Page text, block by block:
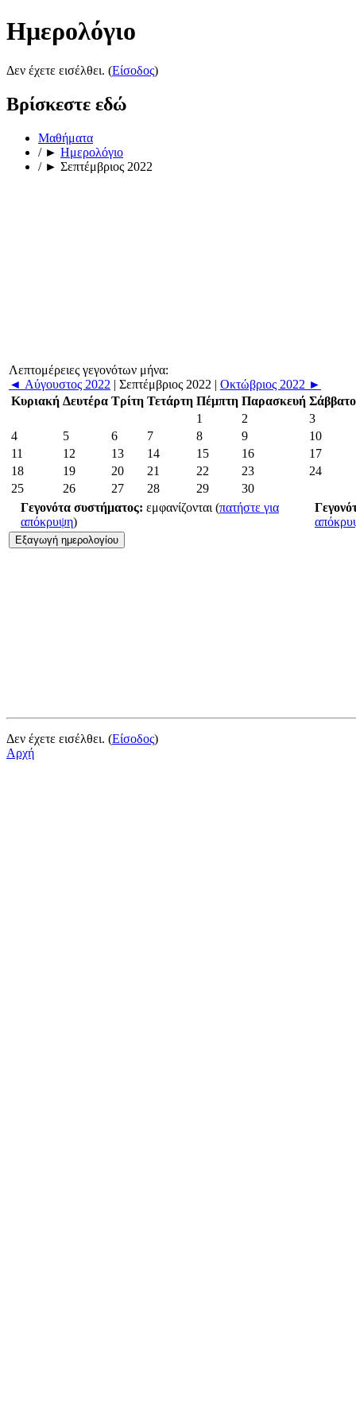
Ημερολόγιο
Δεν έχετε εισέλθει. (Είσοδος)
Βρίσκεστε εδώ
Μαθήματα
/ ► Ημερολόγιο
/ ► Σεπτέμβριος 2022
Λεπτομέρειες γεγονότων μήνα:
◄ Αύγουστος 2022 | Σεπτέμβριος 2022 | Οκτώβριος 2022 ►
Κυριακή Δευτέρα Τρίτη Τετάρτη Πέμπτη Παρασκευή Σάββατο
1
2
3
4
5 6 7 8 9
10
11
12 13 14 15 16
17
18
19 20 21 22 23
24
25
26 27 28 29
30
Γεγονότα συστήματος: εμφανίζονται (πατήστε για
απόκρυψη)
Δεν έχετε εισέλθει. (Είσοδος)
Αρχή